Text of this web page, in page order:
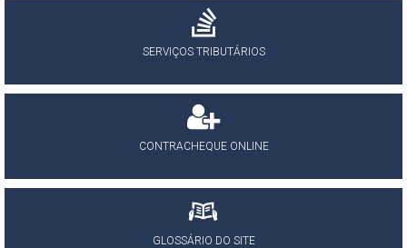
SERVIÇOS TRIBUTÁRIOS
CONTRACHEQUE ONLINE
GLOSSÁRIO DO SITE